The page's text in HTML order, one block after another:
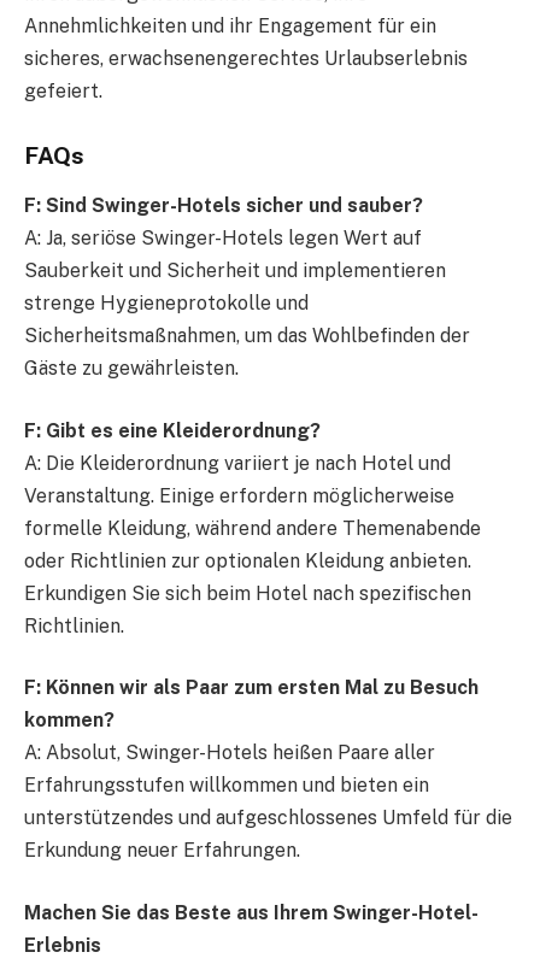
Annehmlichkeiten und ihr Engagement für ein
sicheres, erwachsenengerechtes Urlaubserlebnis
gefeiert.
FAQs
F: Sind Swinger-Hotels sicher und sauber?
A: Ja, seriöse Swinger-Hotels legen Wert auf
Sauberkeit und Sicherheit und implementieren
strenge Hygieneprotokolle und
Sicherheitsmaßnahmen, um das Wohlbefinden der
Gäste zu gewährleisten.
F: Gibt es eine Kleiderordnung?
A: Die Kleiderordnung variiert je nach Hotel und
Veranstaltung. Einige erfordern möglicherweise
formelle Kleidung, während andere Themenabende
oder Richtlinien zur optionalen Kleidung anbieten.
Erkundigen Sie sich beim Hotel nach spezifischen
Richtlinien.
F: Können wir als Paar zum ersten Mal zu Besuch
kommen?
A: Absolut, Swinger-Hotels heißen Paare aller
Erfahrungsstufen willkommen und bieten ein
unterstützendes und aufgeschlossenes Umfeld für die
Erkundung neuer Erfahrungen.
Machen Sie das Beste aus Ihrem Swinger-Hotel-
Erlebnis